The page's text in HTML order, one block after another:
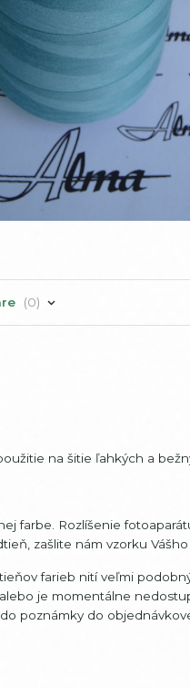
0
na šitie ľahkých a
farbe. Rozlíšenie
zašlite nám vzorku Vášho
farieb nití veľmi
je momentálne
poznámky do